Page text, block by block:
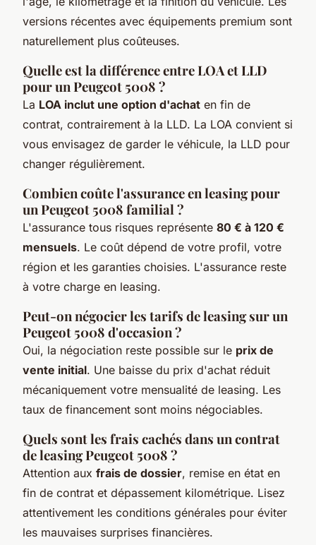
versions récentes avec équipements premium sont
naturellement plus coûteuses.
Quelle est la différence entre LOA et LLD
pour un Peugeot 5008 ?
La LOA inclut une option d'achat en fin de
contrat, contrairement à la LLD. La LOA convient si
vous envisagez de garder le véhicule, la LLD pour
changer régulièrement.
Combien coûte l'assurance en leasing pour
un Peugeot 5008 familial ?
L'assurance tous risques représente 80 € à 120 €
mensuels. Le coût dépend de votre profil, votre
région et les garanties choisies. L'assurance reste
à votre charge en leasing.
Peut-on négocier les tarifs de leasing sur un
Peugeot 5008 d'occasion ?
Oui, la négociation reste possible sur le prix de
vente initial. Une baisse du prix d'achat réduit
mécaniquement votre mensualité de leasing. Les
taux de financement sont moins négociables.
Quels sont les frais cachés dans un contrat
de leasing Peugeot 5008 ?
Attention aux frais de dossier, remise en état en
fin de contrat et dépassement kilométrique. Lisez
attentivement les conditions générales pour éviter
les mauvaises surprises financières.